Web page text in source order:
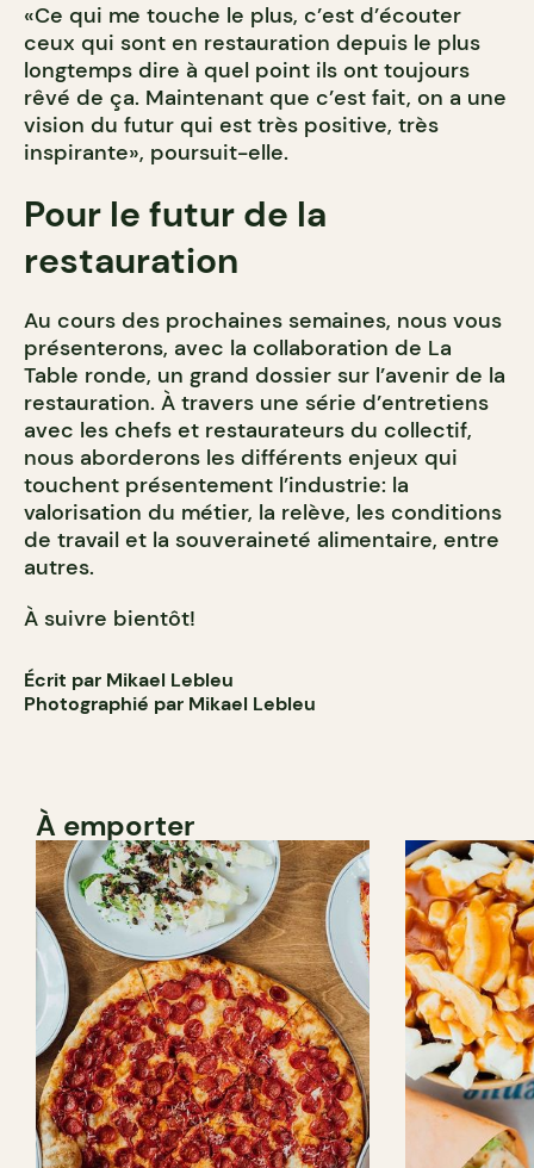
«Ce qui me touche le plus, c’est d’écouter
ceux qui sont en restauration depuis le plus
longtemps dire à quel point ils ont toujours
rêvé de ça. Maintenant que c’est fait, on a une
vision du futur qui est très positive, très
inspirante», poursuit-elle.
Pour le futur de la
restauration
Au cours des prochaines semaines, nous vous
présenterons, avec la collaboration de La
Table ronde, un grand dossier sur l’avenir de la
restauration. À travers une série d’entretiens
avec les chefs et restaurateurs du collectif,
nous aborderons les différents enjeux qui
touchent présentement l’industrie: la
valorisation du métier, la relève, les conditions
de travail et la souveraineté alimentaire, entre
autres.
À suivre bientôt!
Écrit par Mikael Lebleu
Photographié par Mikael Lebleu
À emporter